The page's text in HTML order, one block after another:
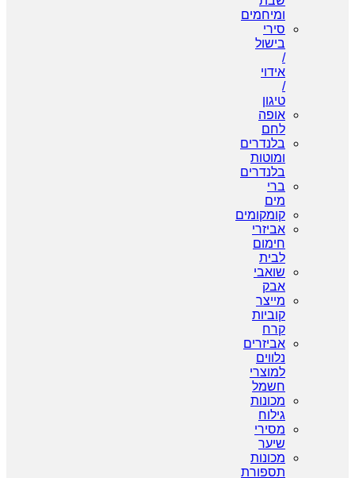
ומיחמים
סירי
בישול
/
אידוי
/
טיגון
אופה
לחם
בלנדרים
ומוטות
בלנדרים
ברי
מים
קומקומים
אביזרי
חימום
לבית
שואבי
אבק
מייצר
קוביות
קרח
אביזרים
נלווים
למוצרי
חשמל
מכונות
גילוח
מסירי
שיער
מכונות
תספורת